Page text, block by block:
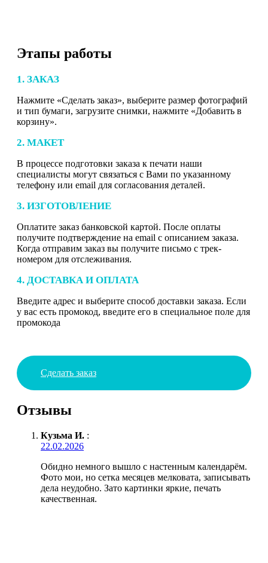
Этапы работы
1. ЗАКАЗ
Нажмите «Сделать заказ», выберите размер фотографий
и тип бумаги, загрузите снимки, нажмите «Добавить в
корзину».
2. МАКЕТ
В процессе подготовки заказа к печати наши
специалисты могут связаться с Вами по указанному
телефону или email для согласования деталей.
3. ИЗГОТОВЛЕНИЕ
Оплатите заказ банковской картой. После оплаты
получите подтверждение на email с описанием заказа.
Когда отправим заказ вы получите письмо с трек-
номером для отслеживания.
4. ДОСТАВКА И ОПЛАТА
Введите адрес и выберите способ доставки заказа. Если
у вас есть промокод, введите его в специальное поле для
промокода
Сделать заказ
Отзывы
Кузьма И. :
22.02.2026
Обидно немного вышло с настенным календарём.
Фото мои, но сетка месяцев мелковата, записывать
дела неудобно. Зато картинки яркие, печать
качественная.